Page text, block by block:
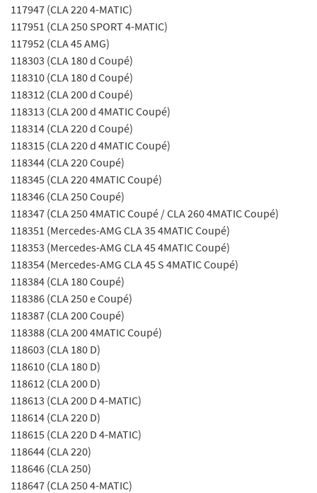
117947 (CLA 220 4-MATIC)
117951 (CLA 250 SPORT 4-MATIC)
117952 (CLA 45 AMG)
118303 (CLA 180 d Coupé)
118310 (CLA 180 d Coupé)
118312 (CLA 200 d Coupé)
118313 (CLA 200 d 4MATIC Coupé)
118314 (CLA 220 d Coupé)
118315 (CLA 220 d 4MATIC Coupé)
118344 (CLA 220 Coupé)
118345 (CLA 220 4MATIC Coupé)
118346 (CLA 250 Coupé)
118347 (CLA 250 4MATIC Coupé / CLA 260 4MATIC Coupé)
118351 (Mercedes-AMG CLA 35 4MATIC Coupé)
118353 (Mercedes-AMG CLA 45 4MATIC Coupé)
118354 (Mercedes-AMG CLA 45 S 4MATIC Coupé)
118384 (CLA 180 Coupé)
118386 (CLA 250 e Coupé)
118387 (CLA 200 Coupé)
118388 (CLA 200 4MATIC Coupé)
118603 (CLA 180 D)
118610 (CLA 180 D)
118612 (CLA 200 D)
118613 (CLA 200 D 4-MATIC)
118614 (CLA 220 D)
118615 (CLA 220 D 4-MATIC)
118644 (CLA 220)
118646 (CLA 250)
118647 (CLA 250 4-MATIC)